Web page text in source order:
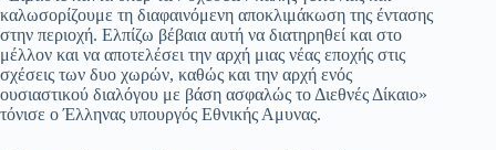
καλωσορίζουμε τη διαφαινόμενη αποκλιμάκωση της έντασης
στην περιοχή. Ελπίζω βέβαια αυτή να διατηρηθεί και στο
μέλλον και να αποτελέσει την αρχή μιας νέας εποχής στις
σχέσεις των δυο χωρών, καθώς και την αρχή ενός
ουσιαστικού διαλόγου με βάση ασφαλώς το Διεθνές Δίκαιο»
τόνισε ο Έλληνας υπουργός Εθνικής Αμυνας.